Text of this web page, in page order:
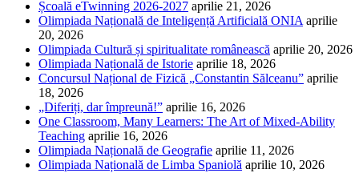
Școală eTwinning 2026-2027 aprilie 21, 2026
Olimpiada Națională de Inteligență Artificială ONIA aprilie
20, 2026
Olimpiada Cultură și spiritualitate românească aprilie 20, 2026
Olimpiada Națională de Istorie aprilie 18, 2026
Concursul Național de Fizică „Constantin Sălceanu” aprilie
18, 2026
„Diferiți, dar împreună!” aprilie 16, 2026
One Classroom, Many Learners: The Art of Mixed-Ability
Teaching aprilie 16, 2026
Olimpiada Națională de Geografie aprilie 11, 2026
Olimpiada Națională de Limba Spaniolă aprilie 10, 2026